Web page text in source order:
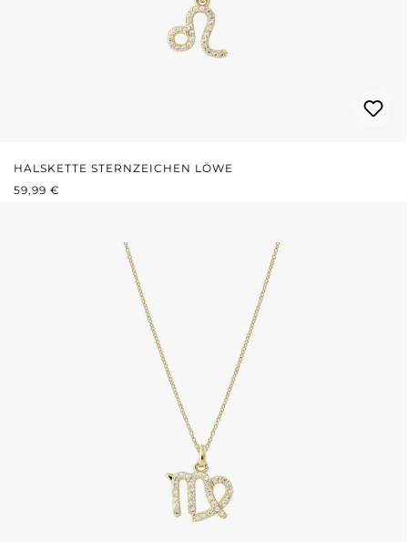
HALSKETTE STERNZEICHEN LÖWE
REGULÄRER PREIS:
59,99 €